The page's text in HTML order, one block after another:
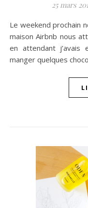
25 mars
Le weekend prochain nous serons en vadrouille … une jolie
maison Airbnb nous
en attendant
manger quelques